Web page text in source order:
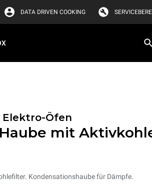
DATA DRIVEN COOKING
Öfen
mit
Kondensationshaube für Dämpfe.